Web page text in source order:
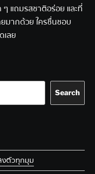
แถมรสชาติอร่อย และที่
มากด้วย ใครชื่นชอบ
ลย
Search
งตัวทุกมุม